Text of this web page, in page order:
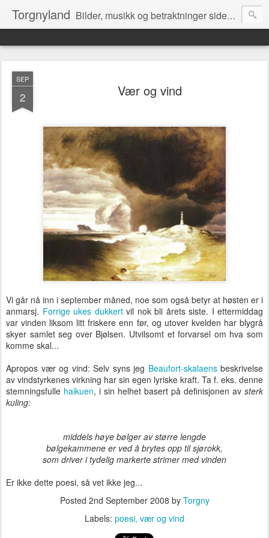
Torgnyland Bilder, musikk og betraktninger siden 2008
SEP
2 Vær og vind
Vi går nå inn i september måned, noe som også betyr at høsten er i
anmarsj. Forrige ukes dukkertvil nok bli årets siste. I ettermiddag
var vinden liksom litt friskere enn før, og utover kvelden har blygrå
skyer samlet seg over Bjølsen. Utvilsomt et forvarsel om hva som
komme skal...
Apropos vær og vind: Selv syns jeg Beaufort-skalaensbeskrivelse
av vindstyrkenes virkning har sin egen lyriske kraft. Ta f. eks. denne
stemningsfulle haikuen, i sin helhet basert på definisjonen av sterk
kuling:
middels høye bølger av større lengde
bølgekammene er ved å brytes opp til sjørokk,
som driver i tydelig markerte strimer med vinden
Er ikke dette poesi, så vet ikke jeg...
Posted 2nd September 2008 by Torgny
Labels: poesi vær og vind